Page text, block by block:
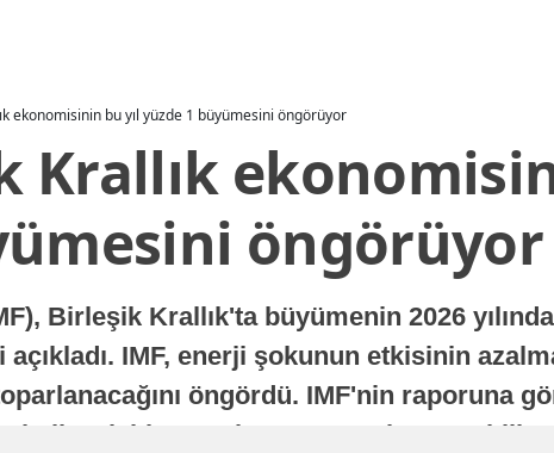
ekonomisinin bu yıl yüzde 1 büyümesini öngörüyor
Krallık
öngörüyor
Birleşik Krallık'ta büyümenin 2026
IMF, enerji şokunun etkisinin
öngördü. IMF'nin raporuna
istikrarlı bir toparlanma süreci yaşayabilir.